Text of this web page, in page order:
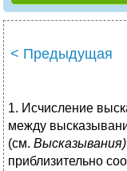
< Предыдущая
1. Исчисление
между
(см. Высказывания)
приблизительно